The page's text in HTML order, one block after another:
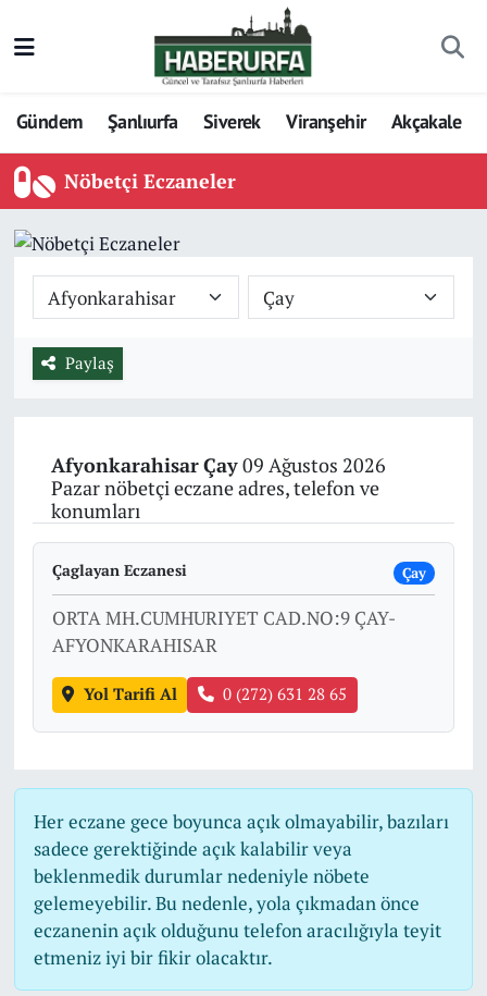
Gündem Şanlıurfa Siverek Viranşehir Akçakale
Nöbetçi Eczaneler
Paylaş
AfyonkarahisarÇay09 Ağustos 2026
Pazar nöbetçi eczane adres, telefon ve
konumları
Çaglayan Eczanesi Çay
ORTA MH.CUMHURIYET CAD.NO:9 ÇAY-
AFYONKARAHISAR
Yol Tarifi Al 0 (272) 631 28 65
Her eczane gece boyunca açık olmayabilir, bazıları
sadece gerektiğinde açık kalabilir veya
beklenmedik durumlar nedeniyle nöbete
gelemeyebilir. Bu nedenle, yola çıkmadan önce
eczanenin açık olduğunu telefon aracılığıyla teyit
etmeniz iyi bir fikir olacaktır.